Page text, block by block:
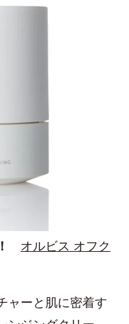
オルビス オフク
ャーと肌に密着す